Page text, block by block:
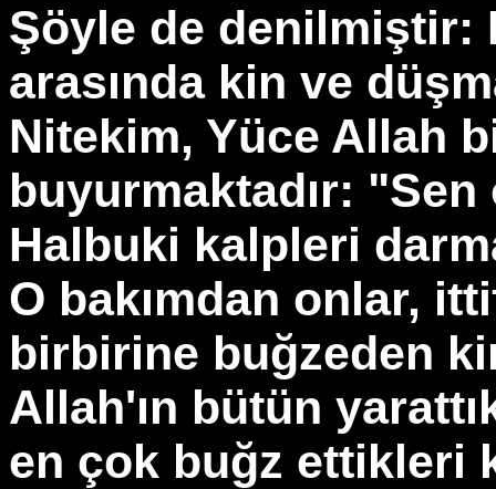
Şöyle de denilmiştir:
arasında kin ve
Nitekim, Yüce Allah
buyurmaktadır: "Sen
Halbuki kalpleri
O bakımdan onlar,
birbirine buğzeden
Allah'ın bütün
en çok buğz ettikleri